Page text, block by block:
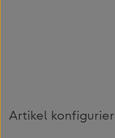
Artikel